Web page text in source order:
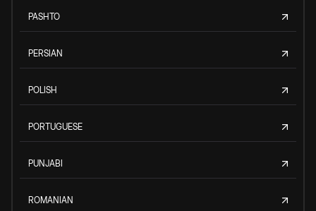
PASHTO
PERSIAN
POLISH
PORTUGUESE
PUNJABI
ROMANIAN